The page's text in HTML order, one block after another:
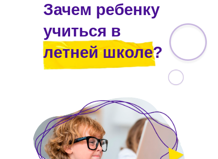
Зачем ребенку
учиться в
летней школе?